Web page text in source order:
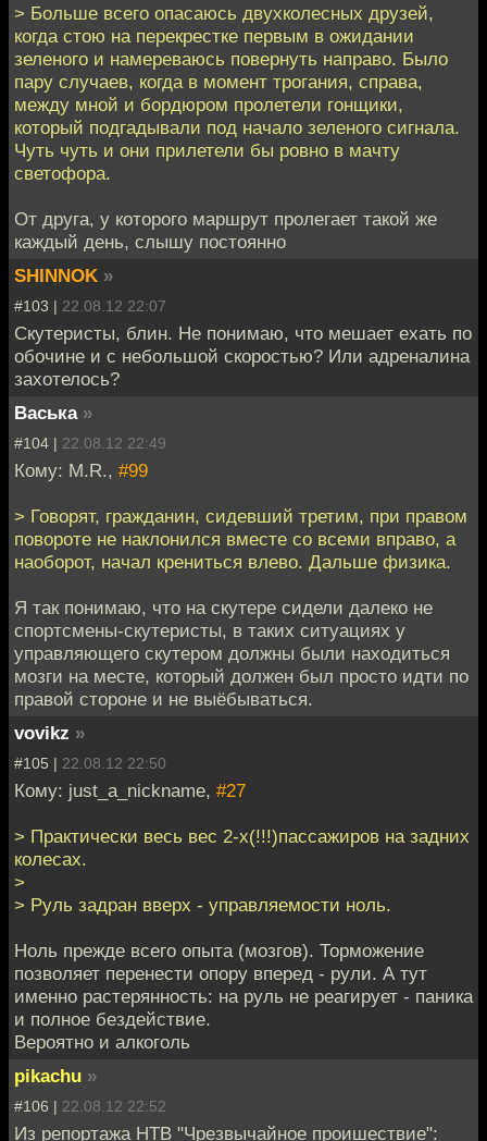
> Больше всего опасаюсь двухколесных друзей,
когда стою на перекрестке первым в ожидании
зеленого и намереваюсь повернуть направо. Было
пару случаев, когда в момент трогания, справа,
между мной и бордюром пролетели гонщики,
который подгадывали под начало зеленого сигнала.
Чуть чуть и они прилетели бы ровно в мачту
светофора.
От друга, у которого маршрут пролегает такой же
каждый день, слышу постоянно
SHINNOK »
#103 | 22.08.12 22:07
Скутеристы, блин. Не понимаю, что мешает ехать по
обочине и с небольшой скоростью? Или адреналина
захотелось?
Васька »
#104 | 22.08.12 22:49
Кому: M.R., #99
> Говорят, гражданин, сидевший третим, при правом
повороте не наклонился вместе со всеми вправо, а
наоборот, начал крениться влево. Дальше физика.
Я так понимаю, что на скутере сидели далеко не
спортсмены-скутеристы, в таких ситуациях у
управляющего скутером должны были находиться
мозги на месте, который должен был просто идти по
правой стороне и не выёбываться.
vovikz »
#105 | 22.08.12 22:50
Кому: just_a_nickname, #27
> Практически весь вес 2-х(!!!)пассажиров на задних
колесах.
>
> Руль задран вверх - управляемости ноль.
Ноль прежде всего опыта (мозгов). Торможение
позволяет перенести опору вперед - рули. А тут
именно растерянность: на руль не реагирует - паника
и полное бездействие.
Вероятно и алкоголь
pikachu »
#106 | 22.08.12 22:52
Из репортажа НТВ "Чрезвычайное проишествие":